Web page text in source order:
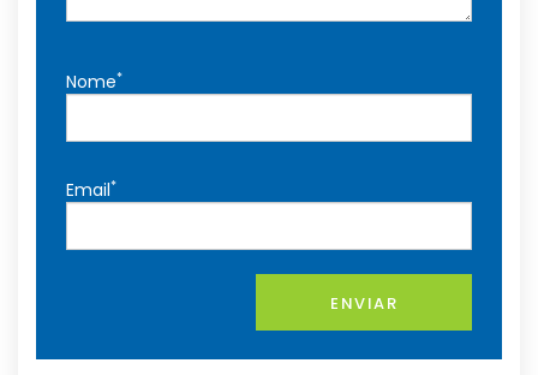
Nome*
Email*
ENVIAR